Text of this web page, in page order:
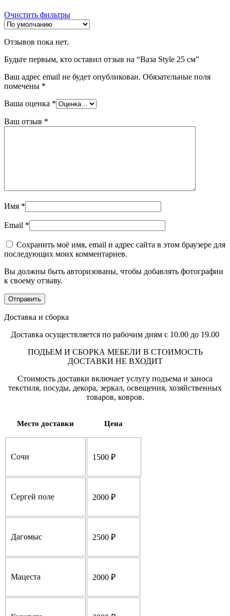
Очистить фильтры
Отзывов пока нет.
Будьте первым, кто оставил отзыв на “Ваза Style 25 см”
Ваш адрес email не будет опубликован. Обязательные поля
помечены *
Ваша оценка *
Ваш отзыв *
Имя *
Email *
Сохранить моё имя, email и адрес сайта в этом браузере для
последующих моих комментариев.
Вы должны быть авторизованы, чтобы добавлять фотографии
к своему отзыву.
Доставка и сборка
Доставка осуществляется по рабочим дням с 10.00 до 19.00
ПОДЬЕМ И СБОРКА МЕБЕЛИ В СТОИМОСТЬ
ДОСТАВКИ НЕ ВХОДИТ
Стоимость доставки включает услугу подъема и заноса
текстиля, посуды, декора, зеркал, освещения, хозяйственных
товаров, ковров.
Место доставки Цена
Сочи 1500 ₽
Сергей поле 2000 ₽
Дагомыс 2500 ₽
Мацеста 2000 ₽